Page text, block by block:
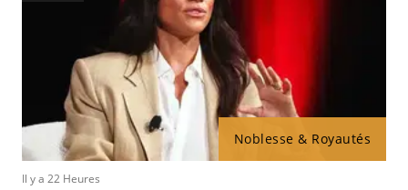
Noblesse & Royautés
Il y a 22 Heures